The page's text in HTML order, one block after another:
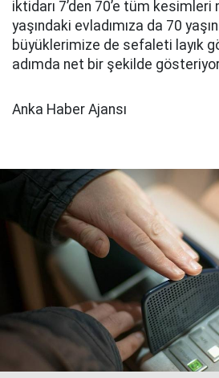
iktidarı 7’den 70’e tüm
yaşındaki evladımıza da 70
büyüklerimize de sefaleti layık
adımda net bir şekilde
Anka Haber Ajansı